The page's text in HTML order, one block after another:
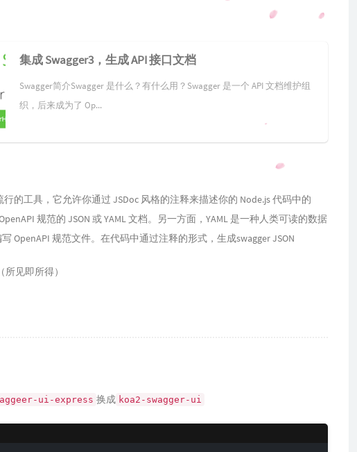
集成 Swagger3，生成 API 接口文档
Swagger简介Swagger 是什么？有什么用？Swagger 是一个 API 文档维护组
织，后来成为了 Op...
行的工具，它允许你通过 JSDoc 风格的注释来描述你的 Node.js 代码中的
规范的 JSON 或 YAML 文档。另一方面，YAML 是一种人类可读的数据
OpenAPI 规范文件。在代码中通过注释的形式，生成swagger JSON
所见即所得）
ui-express 换成 koa2-swagger-ui